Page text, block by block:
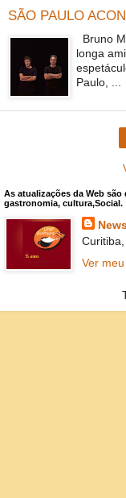
SÃO PAULO
Bruno
longa
Paulo, ...
As atualizações da Web
gastronomia, cultura,Social.
Ver